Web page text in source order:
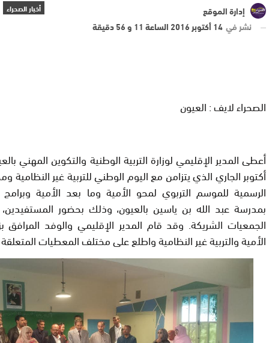
أخبار الصحراء
إدارة الموقع
نشر في14 أكتوبر 2016 الساعة 11 و 56 دقيقة
الصحراء لايف : العيون
أكتوبر الجاري الذي يتزامن مع اليوم الوطني للتربية غير النظامية
الرسمية للموسم التربوي لمحو الأمية وما بعد الأمية وبرامج
بمدرسة عبد الله بن ياسين بالعيون، وذلك بحضور
الجمعيات الشريكة. وقد قام المدير الإقليمي والوفد المرافق
الأمية والتربية غير النظامية واطلع على مختلف المعطيات